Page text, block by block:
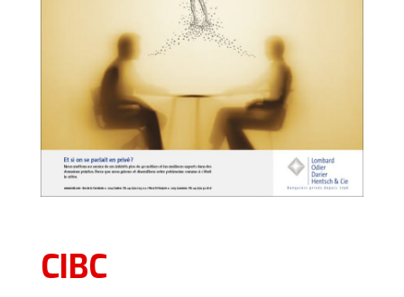
CIBC